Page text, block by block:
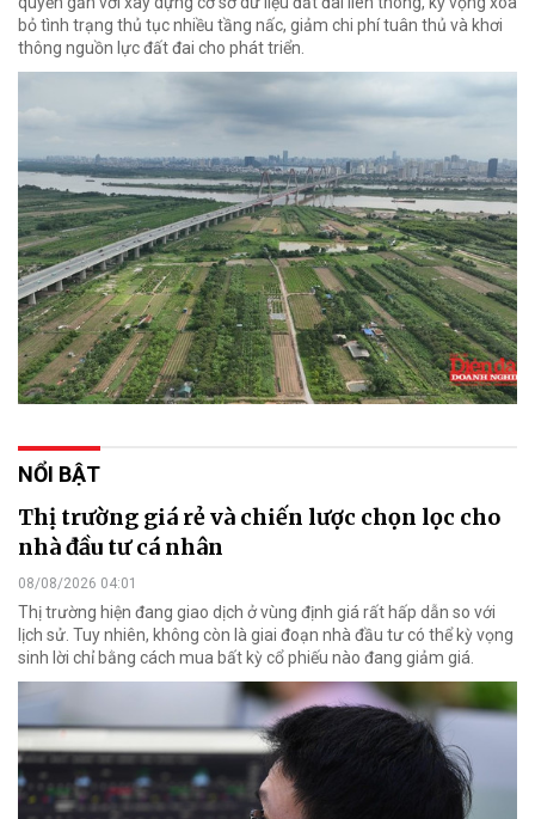
bỏ tình trạng thủ tục nhiều tầng nấc, giảm chi phí tuân thủ và khơi
thông nguồn lực đất đai cho phát triển.
NỔI BẬT
Thị trường giá rẻ và chiến lược chọn lọc cho
nhà đầu tư cá nhân
08/08/2026 04:01
Thị trường hiện đang giao dịch ở vùng định giá rất hấp dẫn so với
lịch sử. Tuy nhiên, không còn là giai đoạn nhà đầu tư có thể kỳ vọng
sinh lời chỉ bằng cách mua bất kỳ cổ phiếu nào đang giảm giá.